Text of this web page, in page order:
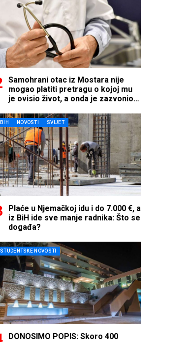
Samohrani otac iz Mostara nije
mogao platiti pretragu o kojoj mu
je ovisio život, a onda je zazvonio
BIH NOVOSTI SVIJET
Plaće u Njemačkoj idu i do 7.000 €, a
iz BiH ide sve manje radnika: Što se
događa?
STUDENTSKE NOVOSTI
DONOSIMO POPIS: Skoro 400